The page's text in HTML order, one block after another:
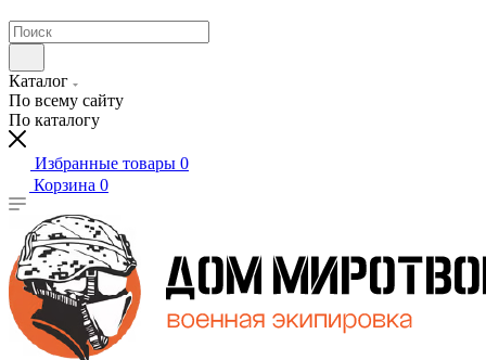
Каталог
По всему сайту
По каталогу
Избранные товары 0
Корзина 0